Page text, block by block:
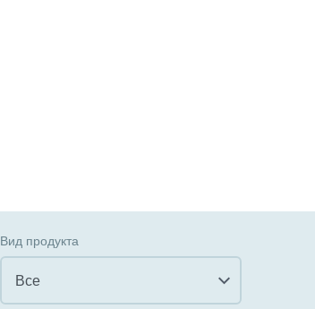
Вид продукта
Все